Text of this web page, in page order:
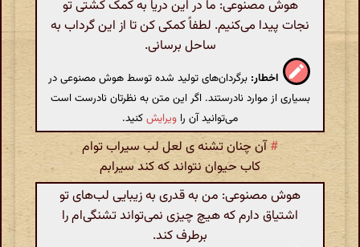
هوش مصنوعی: ما در این دریا به کمک کشتی تو
نجات پیدا می‌کنیم. لطفاً کمکی کن تا از این گرداب به
ساحل برسانی.
اخطار: برگردان‌های تولید شده توسط هوش مصنوعی در
بسیاری از موارد نادرستند. اگر این متن به نظرتان نادرست است
می‌توانید آن را ویرایشکنید.
#آن چنان تشنه ی لعل لب سیراب توام
کاب حیوان نتواند که کند سیرابم
هوش مصنوعی: من به قدری به زیبایی لب‌های تو
اشتیاق دارم که هیچ چیزی نمی‌تواند تشنگی‌ام را
برطرف کند.